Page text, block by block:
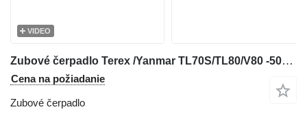
VIDEO
Zubové čerpadlo Terex /Yanmar TL70S/TL80/V80 -5090661552-Gearpump/Z na kolesového nakladača
Cena na požiadanie
Zubové čerpadlo